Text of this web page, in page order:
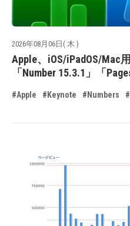
2026年08月06日( 木 )
Apple、iOS/iPadOS/Mac
「Number 15.3.1」「
#Apple #Keynote #Numbers